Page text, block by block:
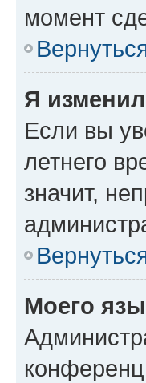
момент
Я
Если вы
летнего
значит,
Моего